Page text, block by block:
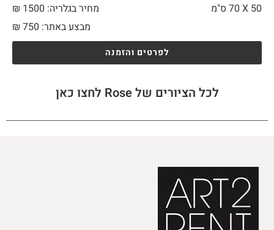
50 X
מחיר בגלריה: 1500 ₪
מבצע באתר:
₪ 750
לפרטים והזמנה
לכל הציורים של Rose לחצו כאן